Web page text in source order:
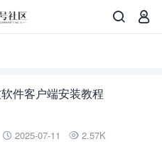


件客户端安装教程
 2025-07-11  2.57K